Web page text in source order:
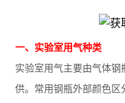
一、实验室用气种类
实验室用气主要由气体
供。常用钢瓶外部颜色